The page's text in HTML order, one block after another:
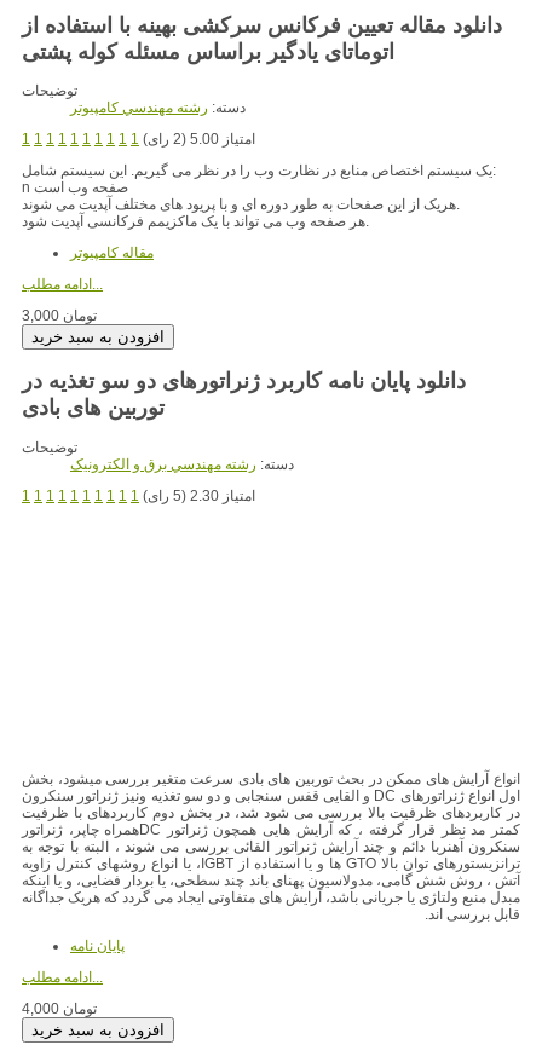
دانلود مقاله تعیین فرکانس سرکشی بهینه با استفاده از
اتوماتای یادگیر براساس مسئله کوله پشتی
توضیحات
دسته: رشته مهندسي کامپيوتر
1 1 1 1 1 1 1 1 1 1
امتیاز 5.00 (2 رای)
یک سیستم اختصاص منابع در نظارت وب را در نظر می گیریم. این سیستم شامل:
n صفحه وب است
هریک از این صفحات به طور دوره ای و با پریود های مختلف آپدیت می شوند.
هر صفحه وب می تواند با یک ماکزیمم فرکانسی آپدیت شود.
مقاله کامپیوتر
ادامه مطلب...
3,000 تومان
دانلود پایان نامه کاربرد ژنراتورهای دو سو تغذیه در
توربین های بادی
توضیحات
دسته: رشته مهندسي برق و الکترونيک
1 1 1 1 1 1 1 1 1 1 امتیاز 2.30 (5 رای)
انواع آرایش های ممکن در بحث توربین های بادی سرعت متغیر بررسی میشود، بخش
اول انواع ژنراتورهای DC و القایی قفس سنجابی و دو سو تغذیه ونیز ژنراتور سنکرون
در کاربردهای ظرفیت بالا بررسی می شود شد، در بخش دوم کاربردهای با ظرفیت
کمتر مد نظر قرار گرفته ، که آرایش هایی همچون ژنراتور DCهمراه چاپر، ژنراتور
سنکرون آهنربا دائم و چند آرایش ژنراتور القائی بررسی می شوند ، البته با توجه به
ترانزیستورهای توان بالا GTO ها و یا استفاده از IGBT، یا انواع روشهای کنترل زاویه
آتش ، روش شش گامی، مدولاسیون پهنای باند چند سطحی، یا بردار فضایی، و یا اینکه
مبدل منبع ولتاژی یا جریانی باشد، آرایش های متفاوتی ایجاد می گردد که هریک جداگانه
قابل بررسی اند.
پایان نامه
ادامه مطلب...
4,000 تومان